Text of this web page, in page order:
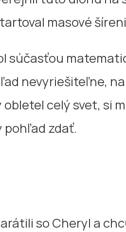
masové
súčasťou
nevyriešiteľne,
celý svet, si
pohľad zdať.
so Cheryl a